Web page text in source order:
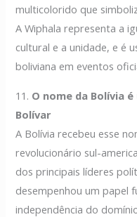
multicolorido que
A Wiphala representa a
cultural e a unidade, e é
boliviana em eventos
11. O nome da Bolívia
Bolívar
A Bolívia recebeu esse
revolucionário sul-
dos principais líderes
desempenhou um papel
independência do